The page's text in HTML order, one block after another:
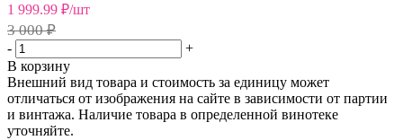
1 999.99 ₽/шт
3 000 ₽
-
+
В корзину
Внешний вид товара и стоимость за единицу может
отличаться от изображения на сайте в зависимости от партии
и винтажа. Наличие товара в определенной винотеке
уточняйте.